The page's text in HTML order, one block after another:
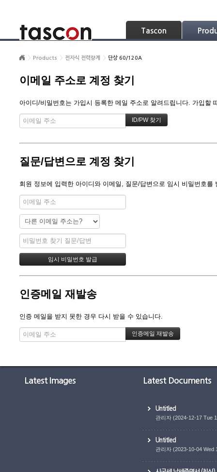
Tascon
Products 전자식 전력량계 단상 60/120A
이메일 주소로 계정 찾기
아이디/비밀번호는 가입시 등록한 메일 주소로 알려드립니다. 가입
질문/답변으로 계정 찾기
회원 정보에 입력한 아이디와 이메일, 질문/답변으로 임시 비밀번호를
인증메일 재발송
인증 메일을 받지 못한 경우 다시 받을 수 있습니다.
Latest Images Latest Documents
Untitled
관리자 (2024-12-17 Tue
Untitled
관리자 (2023-10-04 Wed